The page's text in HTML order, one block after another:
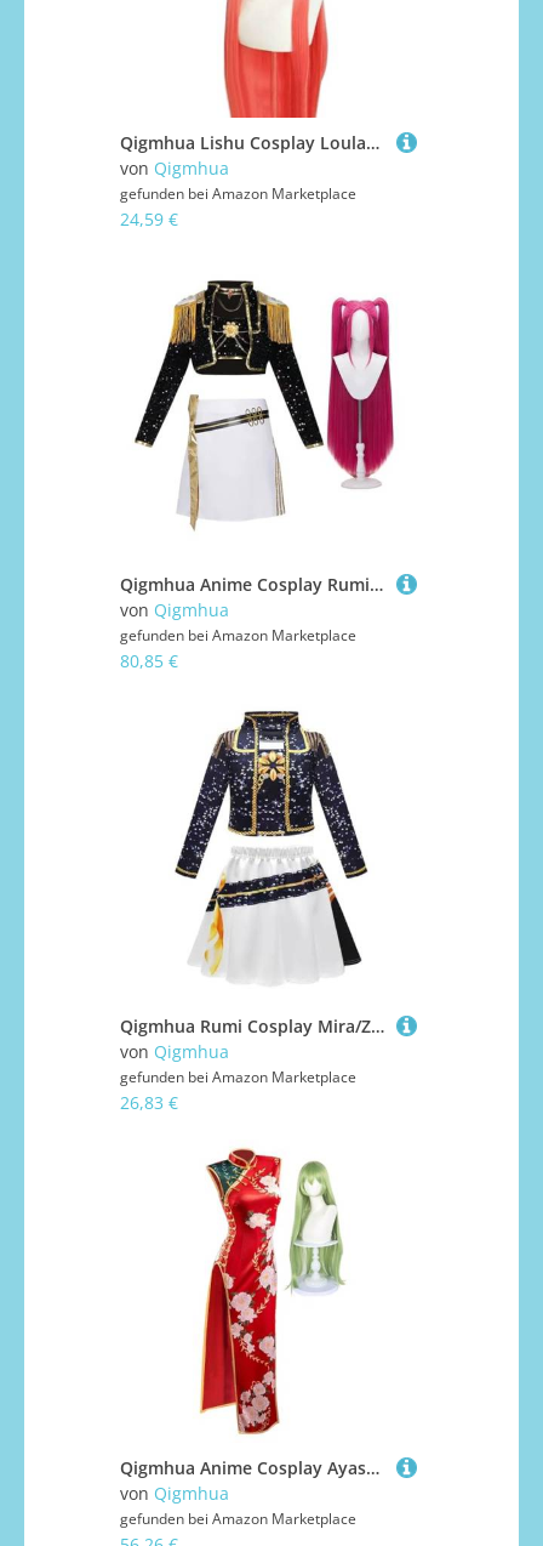
Qigmhua Lishu Cosplay Loulan Kostüm Anime Damen Cosplay Riishu Chinesisches Hanfu-Kleid, Traditionelle Chinesische Kleidung Halloween
von Qigmhua
gefunden bei Amazon Marketplace
24,59 €
Qigmhua Anime Cosplay Rumi/Mira/Zoey Kostüm Mit Zubehör Anime Idol Kostüm Halloween für Frauen Cosplay Schwarz und Goldfarben Kleid
von Qigmhua
gefunden bei Amazon Marketplace
80,85 €
Qigmhua Rumi Cosplay Mira/Zoey Kostüm, Anime Performance-Outfit Halloween Bühnenkostüm Fancy Dress Für Fans
von Qigmhua
gefunden bei Amazon Marketplace
26,83 €
Qigmhua Anime Cosplay Ayase Momo/Okarun Kostüm Anime Japanische Schuluniform Cosplay Outfits Halloween Anzug Damen Herren
von Qigmhua
gefunden bei Amazon Marketplace